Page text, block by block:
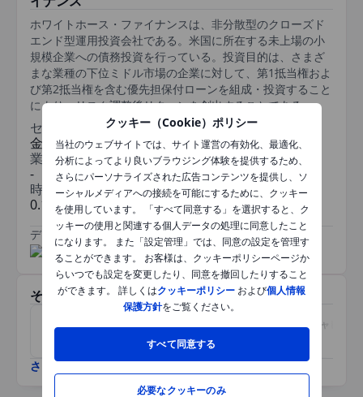
クッキー（Cookie）ポリシー
当社のウェブサイトでは、サイト運営の有効化、最適化、
分析によってより良いブラウジング体験を提供するため、
さらにパーソナライズされた広告コンテンツを提供し、ソ
ーシャルメディアへの接続を可能にするために、クッキー
を使用しています。 「すべて同意する」を選択すると、ク
ッキーの使用と関連する個人データの処理に同意したこと
になります。 また「設定管理」では、同意の設定を管理す
ることができます。 お客様は、クッキーポリシーページか
らいつでも設定を変更したり、同意を撤回したりすること
ができます。 詳しくはクッキーポリシー および個人情報
保護方針をご覧ください。
すべて同意する
必要なクッキーのみ
ホワイトホース・ファイナンスは、非分散型のクローズド
エンド型運用投資会社である。米国に所在する未上場の小
規模企業への債務投資を行っている。投資目的は、さまざ
まな業種の下位ミドル市場の企業に対して、第1抵当権およ
び第2抵当権を含む優先担保付ローンを組成・投資すること
により、リスク調整後リターンを創出することである。
セクター
金融
業種
-
時価総額
0.140671075bn
データ提供元
その他関連銘柄
チェリーヒル・モーゲージ・
(新規買付不可)OFS キャピタ
さらに表示